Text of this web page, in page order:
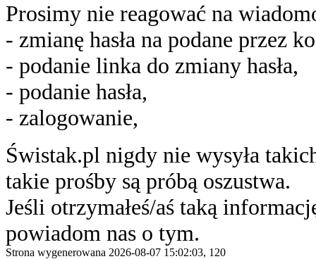
Prosimy nie reagować na
- zmianę hasła na podane przez
- podanie linka do zmiany hasła,
- podanie hasła,
- zalogowanie,
Świstak.pl nigdy nie wysyła
takie prośby są próbą oszustwa.
Jeśli otrzymałeś/aś taką
powiadom nas o tym.
Strona wygenerowana 2026-08-07 15:02:03, 120